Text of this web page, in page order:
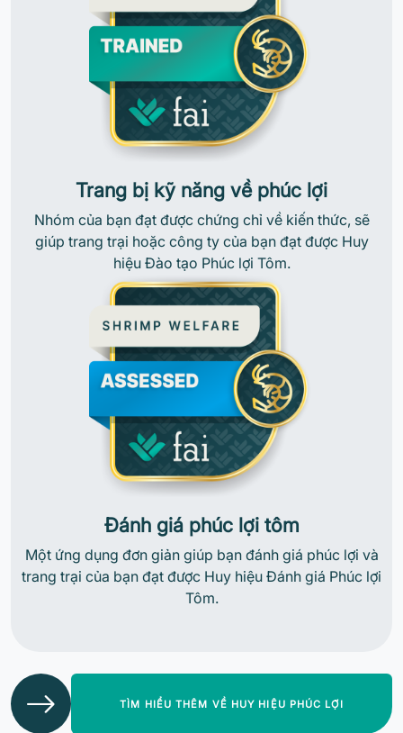
Trang bị kỹ năng về phúc lợi
Nhóm của bạn đạt được chứng chỉ về kiến thức, sẽ
giúp trang trại hoặc công ty của bạn đạt được Huy
hiệu Đào tạo Phúc lợi Tôm.
Đánh giá phúc lợi tôm
Một ứng dụng đơn giản giúp bạn đánh giá phúc lợi và
trang trại của bạn đạt được Huy hiệu Đánh giá Phúc lợi
Tôm.
TÌM HIỂU THÊM VỀ HUY HIỆU PHÚC LỢI